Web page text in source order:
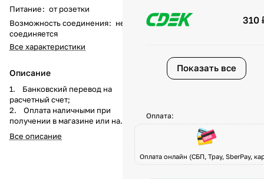
Питание: от розетки
Возможность соединения: не
соединяется
Все характеристики
Описание
1. Банковский перевод на
расчетный счет;
2. Оплата наличными при
получении в магазине или на
складе компании а
также курьеру при доставке;
Все описание
310
Показать все
Оплата:
Оплата онлайн (СБП, Tpay, SberPay,